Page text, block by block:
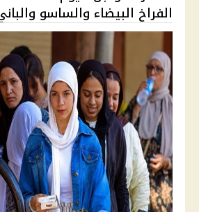
الفراخ البيضاء والساسو